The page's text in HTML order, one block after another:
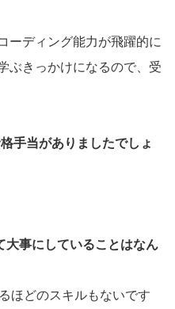
ーディング能力が飛躍的に
ぶきっかけになるので、受
手当がありましたでしょ
事にしていることはなん
ほどのスキルもないです